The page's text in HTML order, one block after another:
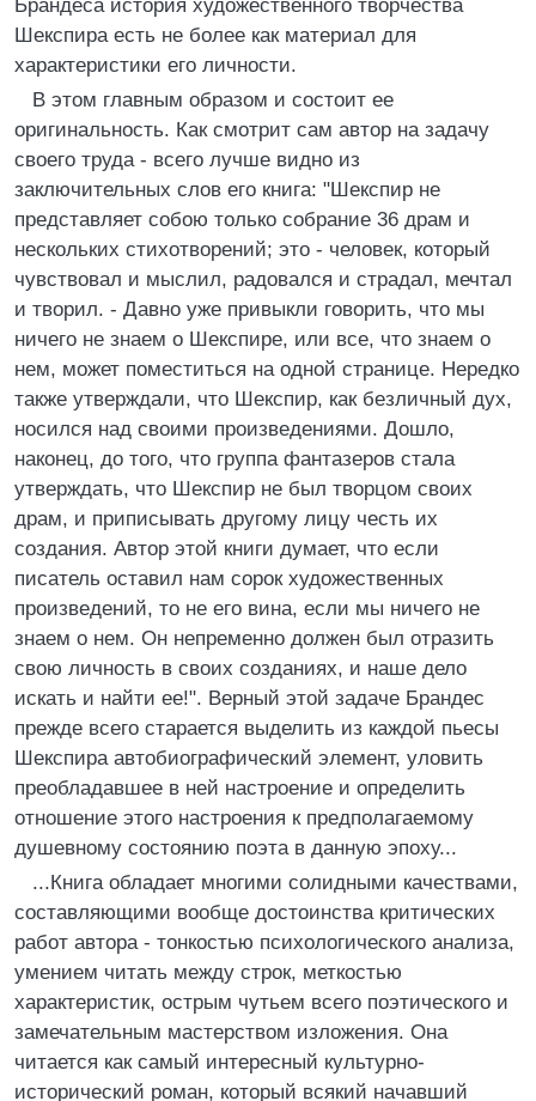
Брандеса история художественного творчества
Шекспира есть не более как материал для
характеристики его личности.
В этом главным образом и состоит ее
оригинальность. Как смотрит сам автор на задачу
своего труда - всего лучше видно из
заключительных слов его книга: "Шекспир не
представляет собою только собрание 36 драм и
нескольких стихотворений; это - человек, который
чувствовал и мыслил, радовался и страдал, мечтал
и творил. - Давно уже привыкли говорить, что мы
ничего не знаем о Шекспире, или все, что знаем о
нем, может поместиться на одной странице. Нередко
также утверждали, что Шекспир, как безличный дух,
носился над своими произведениями. Дошло,
наконец, до того, что группа фантазеров стала
утверждать, что Шекспир не был творцом своих
драм, и приписывать другому лицу честь их
создания. Автор этой книги думает, что если
писатель оставил нам сорок художественных
произведений, то не его вина, если мы ничего не
знаем о нем. Он непременно должен был отразить
свою личность в своих созданиях, и наше дело
искать и найти ее!". Верный этой задаче Брандес
прежде всего старается выделить из каждой пьесы
Шекспира автобиографический элемент, уловить
преобладавшее в ней настроение и определить
отношение этого настроения к предполагаемому
душевному состоянию поэта в данную эпоху...
...Книга обладает многими солидными качествами,
составляющими вообще достоинства критических
работ автора - тонкостью психологического анализа,
умением читать между строк, меткостью
характеристик, острым чутьем всего поэтического и
замечательным мастерством изложения. Она
читается как самый интересный культурно-
исторический роман, который всякий начавший